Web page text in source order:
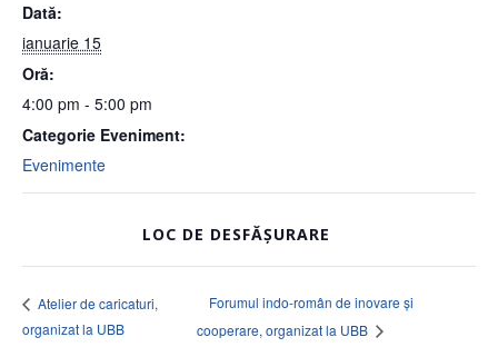
Dată:
ianuarie 15
Oră:
4:00 pm - 5:00 pm
Categorie Eveniment:
Evenimente
LOC DE DESFĂȘURARE
Atelier de caricaturi,
organizat la UBB
Forumul indo-român de inovare și
cooperare, organizat la UBB